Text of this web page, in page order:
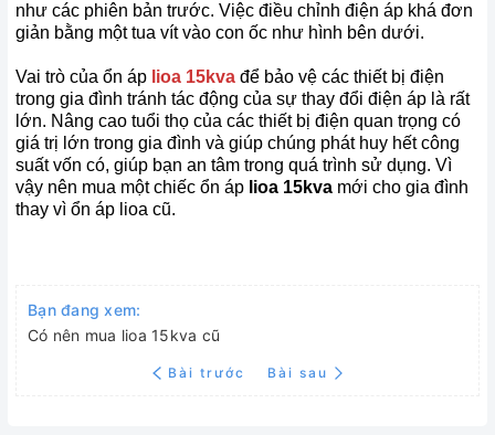
như các phiên bản trước. Việc điều chỉnh điện áp khá đơn
giản bằng một tua vít vào con ốc như hình bên dưới.
Vai trò của ổn áp lioa 15kva để bảo vệ các thiết bị điện
trong gia đình tránh tác động của sự thay đổi điện áp là rất
lớn. Nâng cao tuổi thọ của các thiết bị điện quan trọng có
giá trị lớn trong gia đình và giúp chúng phát huy hết công
suất vốn có, giúp bạn an tâm trong quá trình sử dụng. Vì
vậy nên mua một chiếc ổn áp lioa 15kva mới cho gia đình
thay vì ổn áp lioa cũ.
Bạn đang xem:
Có nên mua lioa 15kva cũ
Bài trước Bài sau